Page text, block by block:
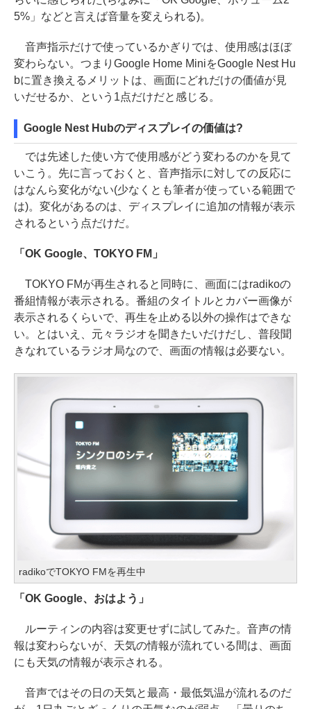
5%」などと言えば音量を変えられる)。
音声指示だけで使っているかぎりでは、使用感はほぼ
変わらない。つまりGoogle Home MiniをGoogle Nest Hu
bに置き換えるメリットは、画面にどれだけの価値が見
いだせるか、という1点だけだと感じる。
Google Nest Hubのディスプレイの価値は?
では先述した使い方で使用感がどう変わるのかを見て
いこう。先に言っておくと、音声指示に対しての反応に
はなんら変化がない(少なくとも筆者が使っている範囲で
は)。変化があるのは、ディスプレイに追加の情報が表示
されるという点だけだ。
「OK Google、TOKYO FM」
TOKYO FMが再生されると同時に、画面にはradikoの
番組情報が表示される。番組のタイトルとカバー画像が
表示されるくらいで、再生を止める以外の操作はできな
い。とはいえ、元々ラジオを聞きたいだけだし、普段聞
きなれているラジオ局なので、画面の情報は必要ない。
radikoでTOKYO FMを再生中
「OK Google、おはよう」
ルーティンの内容は変更せずに試してみた。音声の情
報は変わらないが、天気の情報が流れている間は、画面
にも天気の情報が表示される。
音声ではその日の天気と最高・最低気温が流れるのだ